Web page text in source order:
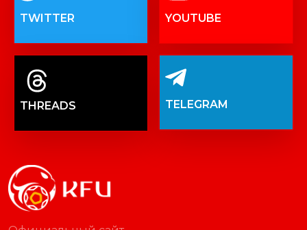
TWITTER YOUTUBE
THREADS TELEGRAM